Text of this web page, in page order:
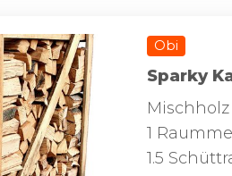
Obi
Sparky
Mischholz
1
1.5